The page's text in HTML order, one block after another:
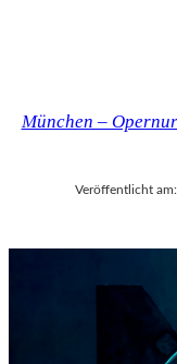
München –
Veröffentlicht am: